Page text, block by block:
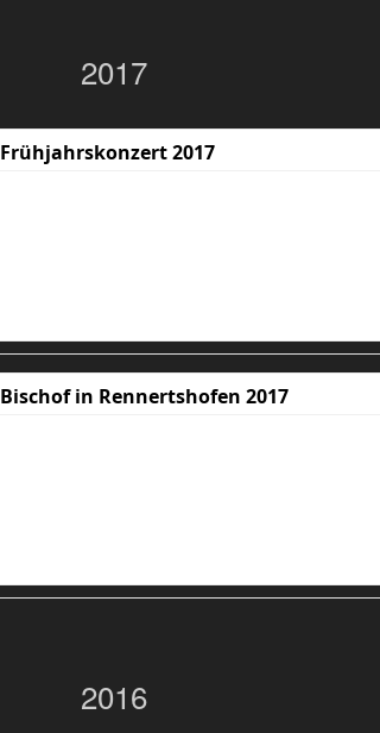
2017
Frühjahrskonzert 2017
Bischof in Rennertshofen 2017
2016